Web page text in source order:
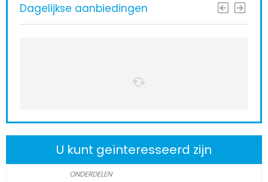
Dagelijkse aanbiedingen
U kunt geïnteresseerd zijn
ONDERDELEN